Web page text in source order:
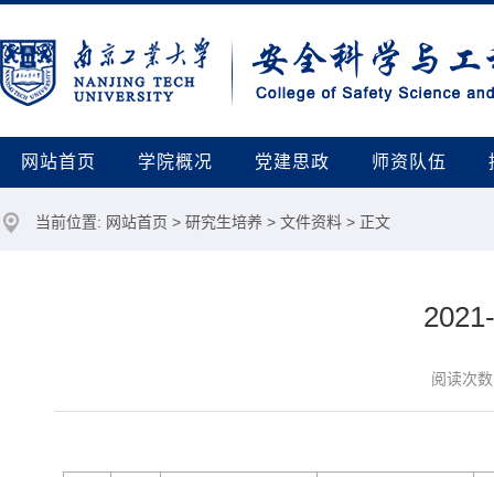
网站首页 学院概况 党建思政 师资队伍
当前位置: 网站首页 > 研究生培养 > 文件资料 > 正文
阅读次